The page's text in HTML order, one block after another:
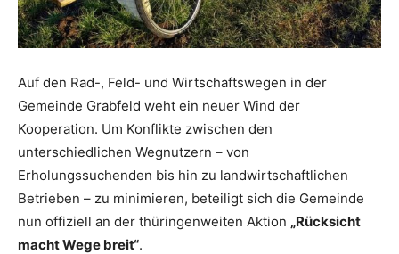
Auf den Rad-, Feld- und Wirtschaftswegen in der
Gemeinde Grabfeld weht ein neuer Wind der
Kooperation. Um Konflikte zwischen den
unterschiedlichen Wegnutzern – von
Erholungssuchenden bis hin zu landwirtschaftlichen
Betrieben – zu minimieren, beteiligt sich die Gemeinde
nun offiziell an der thüringenweiten Aktion „Rücksicht
macht Wege breit“.